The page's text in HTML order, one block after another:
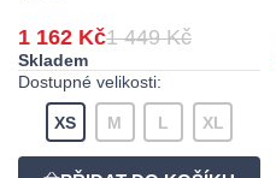
1 162 Kč1 449 Kč
Skladem
Dostupné velikosti:
XS M L XL